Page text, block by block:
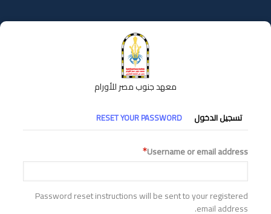
إلى
المحتوى
معهد جنوب مصر للأورام
التبويبات
الأساسية
تسجيل الدخول RESET YOUR PASSWORD
Username or email address
Password reset instructions will be sent to your registered
email address.